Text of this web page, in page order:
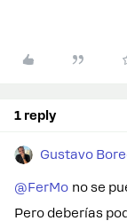
1 reply
Gustavo
@FerMo no se
Pero deberías